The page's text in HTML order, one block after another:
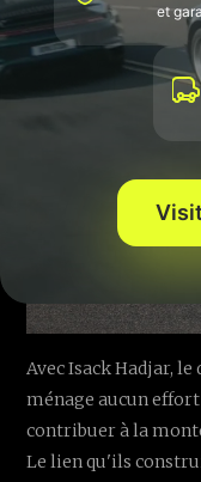
Avec Isack Hadjar,
ménage aucun
contribuer à la
Le lien qu'ils
et